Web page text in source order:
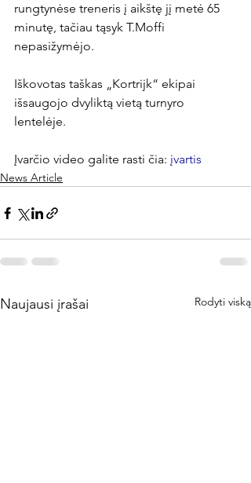
rungtynėse treneris į aikštę jį metė 65
minutę, tačiau tąsyk T.Moffi
nepasižymėjo.
Iškovotas taškas „Kortrijk“ ekipai
išsaugojo dvyliktą vietą turnyro
lentelėje.
Įvarčio video galite rasti čia: įvartis
News Article
Naujausi įrašai Rodyti viską